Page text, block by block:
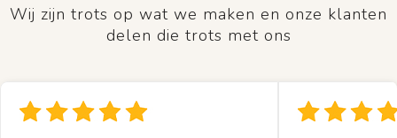
Wij zijn trots op wat we maken en onze klanten
delen die trots met ons